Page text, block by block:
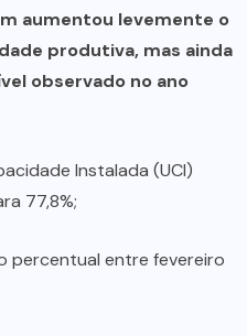
aumentou levemente o
produtiva, mas ainda
observado no ano
Instalada (UCI)
77,8%;
entre fevereiro